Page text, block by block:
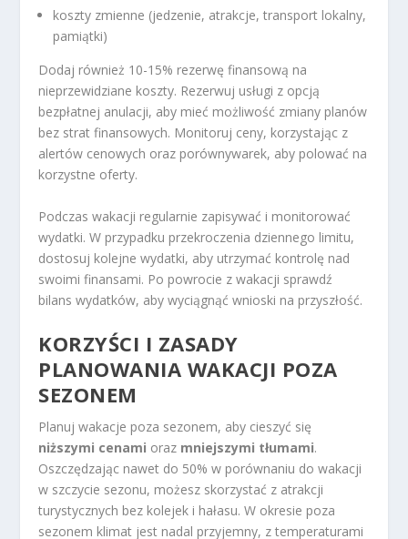
koszty zmienne (jedzenie, atrakcje, transport lokalny,
pamiątki)
Dodaj również 10-15% rezerwę finansową na
nieprzewidziane koszty. Rezerwuj usługi z opcją
bezpłatnej anulacji, aby mieć możliwość zmiany planów
bez strat finansowych. Monitoruj ceny, korzystając z
alertów cenowych oraz porównywarek, aby polować na
korzystne oferty.
Podczas wakacji regularnie zapisywać i monitorować
wydatki. W przypadku przekroczenia dziennego limitu,
dostosuj kolejne wydatki, aby utrzymać kontrolę nad
swoimi finansami. Po powrocie z wakacji sprawdź
bilans wydatków, aby wyciągnąć wnioski na przyszłość.
KORZYŚCI I ZASADY
PLANOWANIA WAKACJI POZA
SEZONEM
Planuj wakacje poza sezonem, aby cieszyć się
niższymi cenami oraz mniejszymi tłumami.
Oszczędzając nawet do 50% w porównaniu do wakacji
w szczycie sezonu, możesz skorzystać z atrakcji
turystycznych bez kolejek i hałasu. W okresie poza
sezonem klimat jest nadal przyjemny, z temperaturami